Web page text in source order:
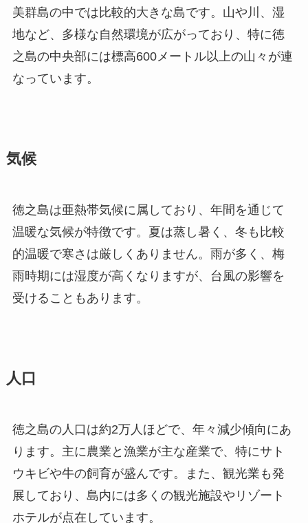
美群島の中では比較的大きな島です。山や川、湿
地など、多様な自然環境が広がっており、特に徳
之島の中央部には標高600メートル以上の山々が連
なっています。
気候
徳之島は亜熱帯気候に属しており、年間を通じて
温暖な気候が特徴です。夏は蒸し暑く、冬も比較
的温暖で寒さは厳しくありません。雨が多く、梅
雨時期には湿度が高くなりますが、台風の影響を
受けることもあります。
人口
徳之島の人口は約2万人ほどで、年々減少傾向にあ
ります。主に農業と漁業が主な産業で、特にサト
ウキビや牛の飼育が盛んです。また、観光業も発
展しており、島内には多くの観光施設やリゾート
ホテルが点在しています。